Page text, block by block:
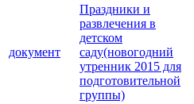
документ
Праздники и
развлечения в
детском
саду(новогодний
утренник 2015 для
подготовительной
группы)